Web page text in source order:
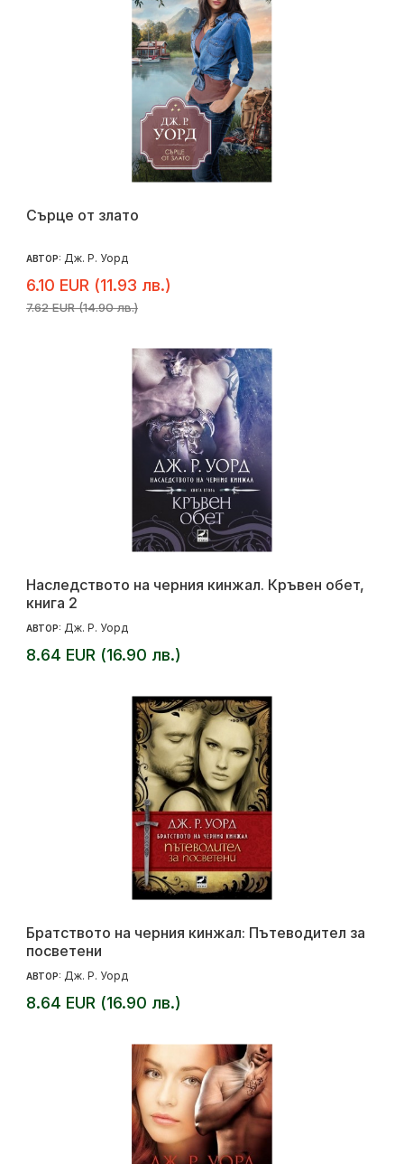
Сърце от злато
АВТОР: Дж. Р. Уорд
6.10 EUR (11.93 лв.)
7.62 EUR (14.90 лв.)
Наследството на черния кинжал. Кръвен обет,
книга 2
АВТОР: Дж. Р. Уорд
8.64 EUR (16.90 лв.)
Братството на черния кинжал: Пътеводител за
посветени
АВТОР: Дж. Р. Уорд
8.64 EUR (16.90 лв.)